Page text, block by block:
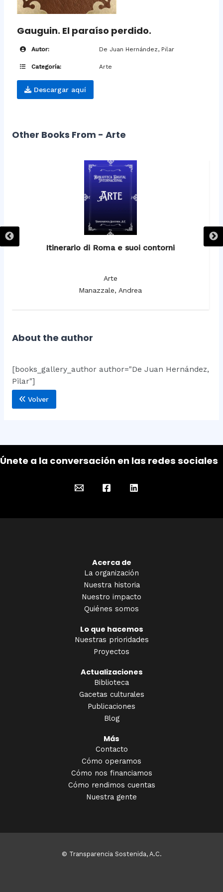
Gauguin. El paraíso perdido.
Autor: De Juan Hernández, Pilar
Categoría: Arte
Descargar aquí
Other Books From - Arte
Itinerario di Roma e suoi contorni
Arte
Manazzale, Andrea
About the author
[books_gallery_author author="De Juan Hernández,
Pilar"]
Volver
Únete a la conversación en las redes sociales
Acerca de
La organización
Nuestra historia
Nuestro impacto
Quiénes somos
Lo que hacemos
Nuestras prioridades
Proyectos
Actualizaciones
Biblioteca
Gacetas culturales
Publicaciones
Blog
Más
Contacto
Cómo operamos
Cómo nos financiamos
Cómo rendimos cuentas
Nuestra gente
© Transparencia Sostenida, A.C.